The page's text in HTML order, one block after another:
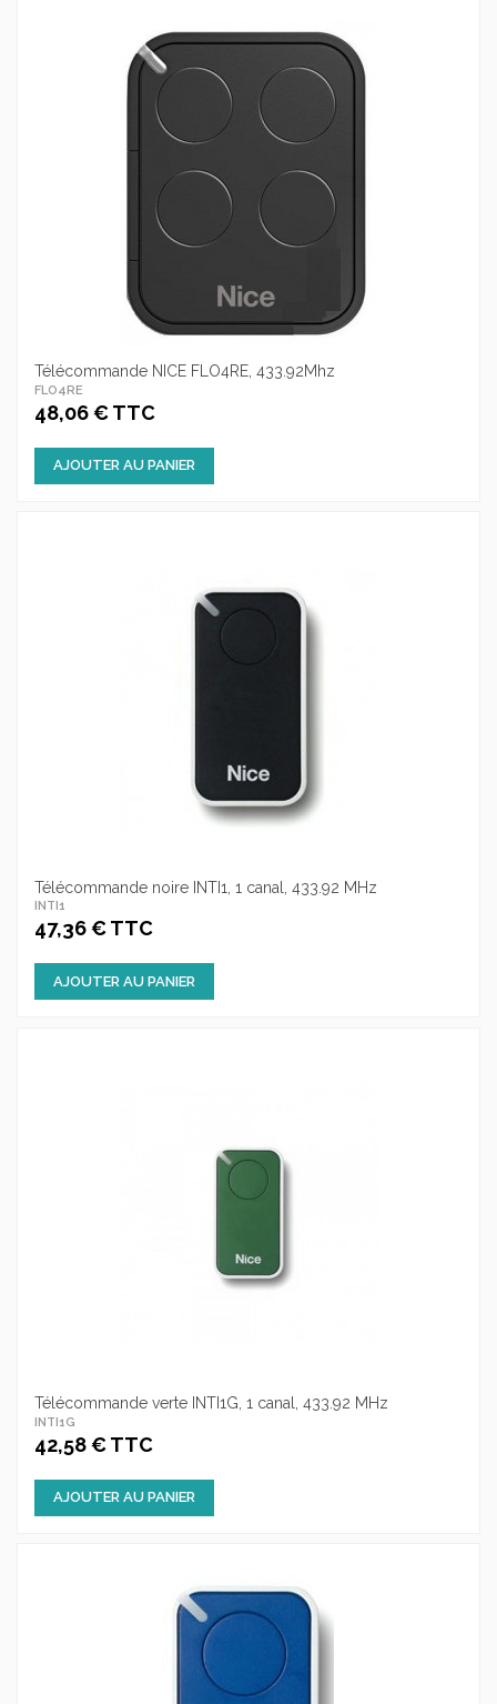
Télécommande NICE FLO4RE, 433.92Mhz
FLO4RE
48,06 € TTC
AJOUTER AU PANIER
Télécommande noire INTI1, 1 canal, 433.92 MHz
INTI1
47,36 € TTC
AJOUTER AU PANIER
Télécommande verte INTI1G, 1 canal, 433.92 MHz
INTI1G
42,58 € TTC
AJOUTER AU PANIER